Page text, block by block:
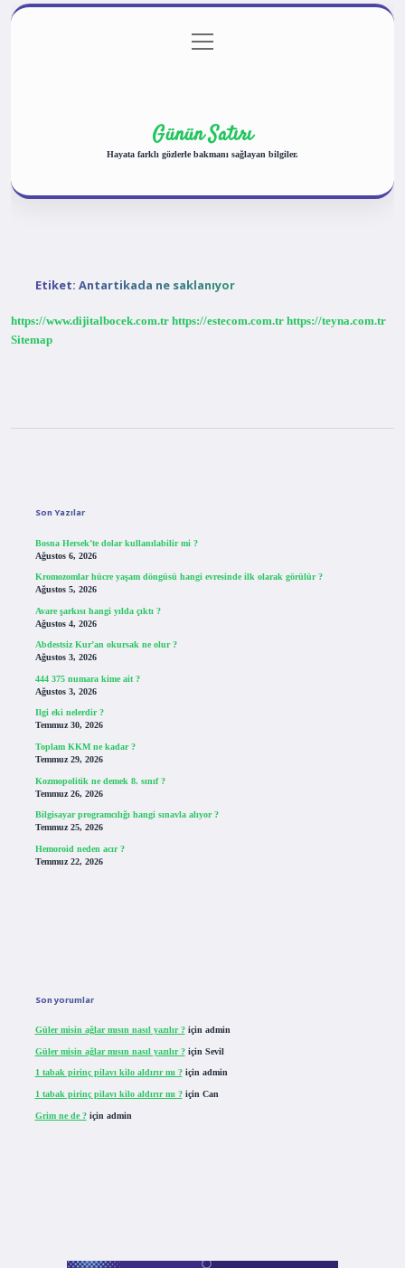
Gizlilik Politikası
menüyü
aç
Günün Satırı
Hayata farklı gözlerle bakmanı sağlayan bilgiler.
Etiket: Antartikada ne saklanıyor
https://www.dijitalbocek.com.tr https://estecom.com.tr https://teyna.com.tr
Sitemap
Son Yazılar
Bosna Hersek’te dolar kullanılabilir mi ?
Ağustos 6, 2026
Kromozomlar hücre yaşam döngüsü hangi evresinde ilk olarak görülür ?
Ağustos 5, 2026
Avare şarkısı hangi yılda çıktı ?
Ağustos 4, 2026
Abdestsiz Kur’an okursak ne olur ?
Ağustos 3, 2026
444 375 numara kime ait ?
Ağustos 3, 2026
Ilgi eki nelerdir ?
Temmuz 30, 2026
Toplam KKM ne kadar ?
Temmuz 29, 2026
Kozmopolitik ne demek 8. sınıf ?
Temmuz 26, 2026
Bilgisayar programcılığı hangi sınavla alıyor ?
Temmuz 25, 2026
Hemoroid neden acır ?
Temmuz 22, 2026
Son yorumlar
Güler misin ağlar mısın nasıl yazılır ?için admin
Güler misin ağlar mısın nasıl yazılır ?için Sevil
1 tabak pirinç pilavı kilo aldırır mı ?için admin
1 tabak pirinç pilavı kilo aldırır mı ?için Can
Grim ne de ?için admin